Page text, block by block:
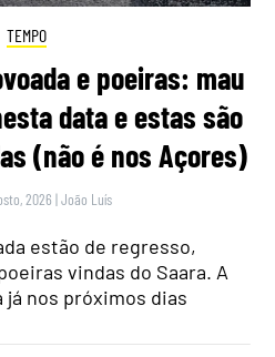
TEMPO
e poeiras: mau
data e estas são
(não é nos Açores)
2026 |João Luís
estão de regresso,
vindas do Saara. A
já nos próximos dias